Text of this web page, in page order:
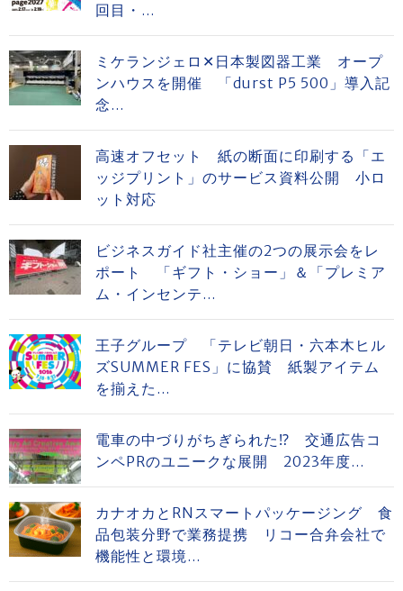
回目・...
ミケランジェロ✕日本製図器工業 オープ
ンハウスを開催 「durst P5 500」導入記
念...
高速オフセット 紙の断面に印刷する「エ
ッジプリント」のサービス資料公開 小ロ
ット対応
ビジネスガイド社主催の2つの展示会をレ
ポート 「ギフト・ショー」＆「プレミア
ム・インセンテ...
王子グループ 「テレビ朝日・六本木ヒル
ズSUMMER FES」に協賛 紙製アイテム
を揃えた...
電車の中づりがちぎられた⁉ 交通広告コ
ンペPRのユニークな展開 2023年度...
カナオカとRNスマートパッケージング 食
品包装分野で業務提携 リコー合弁会社で
機能性と環境...